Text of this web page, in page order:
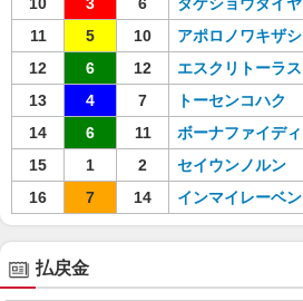
11
5 10 アポロノワキザシ
12
6 12 エスクリトーラス
13
4 7 トーセンコハク
14
6 11 ボーナファイディ
15
1 2 セイウンノルン
16
7 14 インマイレーベン
払戻金